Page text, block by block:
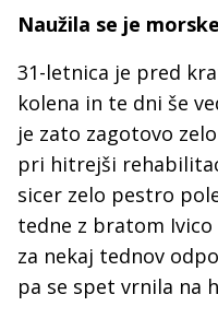
Naužila se je
31-letnica je pred
kolena in te dni še
je zato zagotovo
pri hitrejši
sicer zelo pestro
tedne z bratom
za nekaj tednov
pa se spet vrnila na